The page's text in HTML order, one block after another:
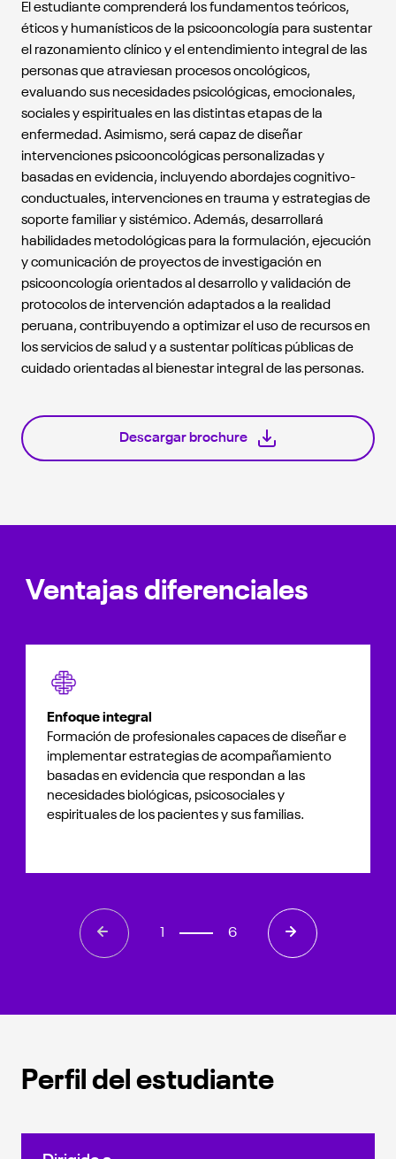
El estudiante comprenderá los fundamentos teóricos,
éticos y humanísticos de la psicooncología para sustentar
el razonamiento clínico y el entendimiento integral de las
personas que atraviesan procesos oncológicos,
evaluando sus necesidades psicológicas, emocionales,
sociales y espirituales en las distintas etapas de la
enfermedad. Asimismo, será capaz de diseñar
intervenciones psicooncológicas personalizadas y
basadas en evidencia, incluyendo abordajes cognitivo-
conductuales, intervenciones en trauma y estrategias de
soporte familiar y sistémico. Además, desarrollará
habilidades metodológicas para la formulación, ejecución
y comunicación de proyectos de investigación en
psicooncología orientados al desarrollo y validación de
protocolos de intervención adaptados a la realidad
peruana, contribuyendo a optimizar el uso de recursos en
los servicios de salud y a sustentar políticas públicas de
cuidado orientadas al bienestar integral de las personas.
Descargar brochure
Ventajas diferenciales
Enfoque integral
Formación de profesionales capaces de diseñar e
implementar estrategias de acompañamiento
basadas en evidencia que respondan a las
necesidades biológicas, psicosociales y
espirituales de los pacientes y sus familias.
6
Perfil del estudiante